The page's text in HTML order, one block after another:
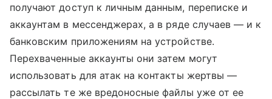
получают доступ к личным данным, переписке и
аккаунтам в мессенджерах, а в ряде случаев — и к
банковским приложениям на устройстве.
Перехваченные аккаунты они затем могут
использовать для атак на контакты жертвы —
рассылать те же вредоносные файлы уже от ее